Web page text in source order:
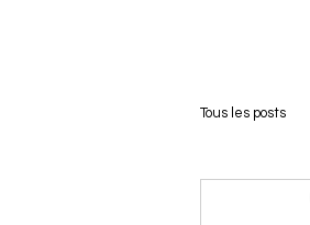
Tous les posts